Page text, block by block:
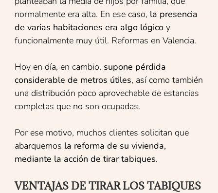
normalmente era alta. En ese caso, la presencia
de varias habitaciones era algo lógico y
funcionalmente muy útil. Reformas en Valencia.
Hoy en día, en cambio, supone pérdida
considerable de metros útiles, así como también
una distribución poco aprovechable de estancias
completas que no son ocupadas.
Por ese motivo, muchos clientes solicitan que
abarquemos la reforma de su vivienda,
mediante la acción de tirar tabiques.
VENTAJAS DE TIRAR LOS TABIQUES